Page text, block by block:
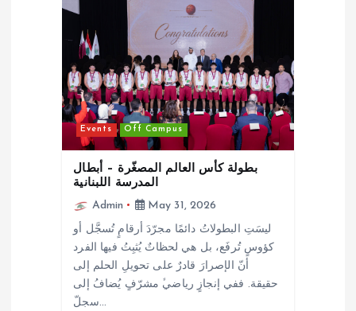
Events Off Campus
بطولة كأس العالم المصغّرة – أبطال
المدرسة اللبنانية
Admin
May 31, 2026
ليسَتِ البطولاتُ دائمًا مجرّدَ أرقامٍ تُسجَّل أو
كؤوسٍ تُرفَع، بل هي لحظاتٌ يُثبِتُ فيها الفرد
أنّ الإصرارَ قادرٌ على تحويلِ الحلم إلى
حقيقة. ففي إنجازٍ رياضيﱟ مشرّفٍ يُضافُ إلى
سجلّ…